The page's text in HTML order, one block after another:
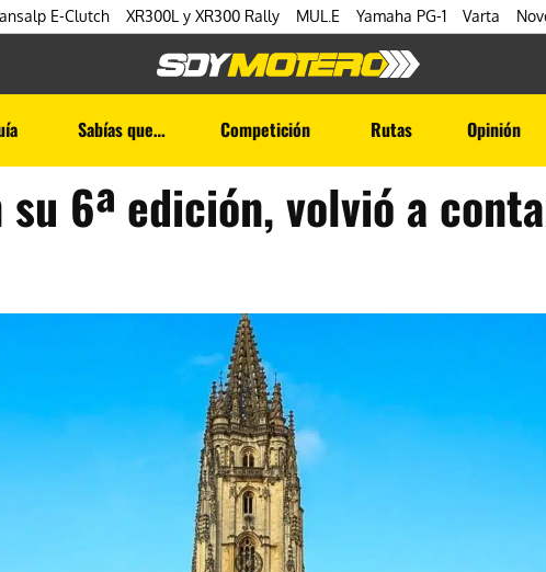
E-Clutch XR300L y XR300 Rally MUL.E Yamaha PG-1 Varta
Sabías que… Competición Rutas Opinión
su 6ª edición, volvió a